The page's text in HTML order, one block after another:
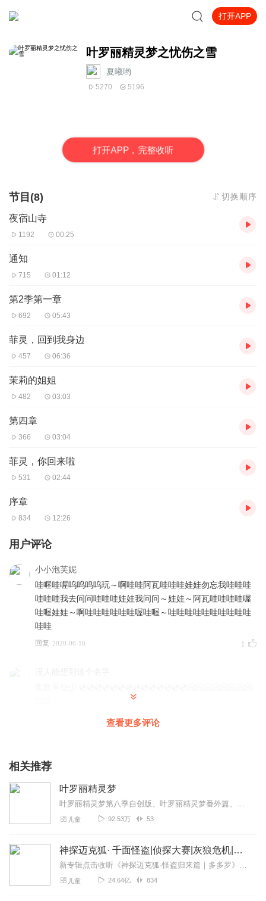
打开APP
叶罗丽精灵梦之忧伤之雪
夏曦哟
5270 5196
打开APP，完整收听
节目(8) 切换顺序
夜宿山寺
1192 00:25
通知
715 01:12
第2季第一章
692 05:43
菲灵，回到我身边
457 06:36
茉莉的姐姐
482 03:03
第四章
366 03:04
菲灵，你回来啦
531 02:44
序章
834 12:26
用户评论
小小泡芙妮
哇喔哇喔呜呜呜呜玩～啊哇哇阿瓦哇哇哇娃娃勿忘我哇哇哇
哇哇哇我去问问哇哇哇娃娃我问问～娃娃～阿瓦哇哇哇哇喔
哇喔娃娃～啊哇哇哇哇哇哇喔哇喔～哇哇哇哇哇哇哇哇哇哇
哇哇
回复 2020-06-16 1
还行，只要声音再大点就好了
查看更多评论
相关推荐
叶罗丽精灵梦
叶罗丽精灵梦第八季自创版、叶罗丽精灵梦番外篇、叶罗丽精灵梦之异世界冒险、十二星座讲解、颜爵冰妃、水默的故事等。叶罗丽战士们在第八季中击败了女王，回忆起了罗丽，打...
儿童 92.53万 53
神探迈克狐· 千面怪盗|侦探大赛|灰狼危机|多多罗
新专辑点击收听《神探迈克狐·怪盗归来篇｜多多罗》！！！>>>点击进入主播橱窗购买《神探迈克狐》系列图书吧!<<<多多罗故事【点击前往】收听多多罗其他好玩有趣的故...
儿童 24.64亿 834